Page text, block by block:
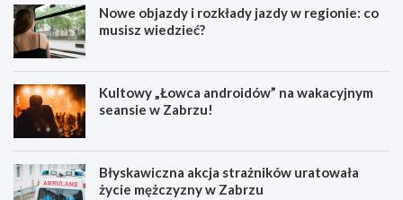
Nowe objazdy i rozkłady jazdy w regionie: co
musisz wiedzieć?
Kultowy „Łowca androidów” na wakacyjnym
seansie w Zabrzu!
Błyskawiczna akcja strażników uratowała
życie mężczyzny w Zabrzu